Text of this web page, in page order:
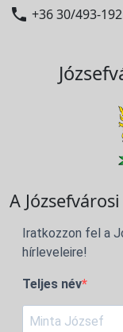
 +36 30/493-
A
Iratkozzon fel a
hírleveleire!
Teljes név